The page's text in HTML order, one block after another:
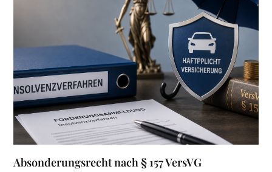
Absonderungsrecht nach § 157 VersVG